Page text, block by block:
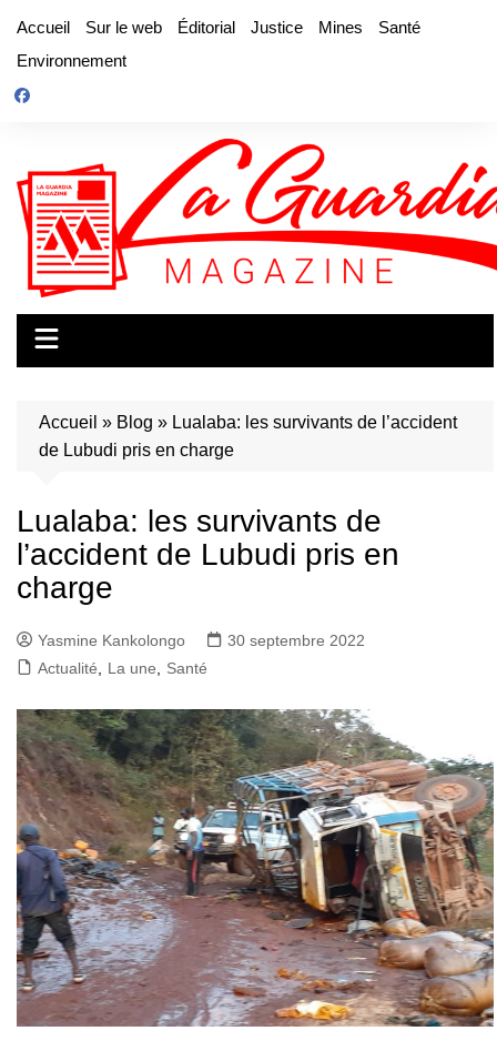
contenu
Accueil Sur le web Éditorial Justice Mines
Santé
Environnement
Accueil » Blog » Lualaba: les survivants de l’accident
de Lubudi pris en charge
Lualaba: les survivants de
l’accident de Lubudi pris en
charge
Yasmine Kankolongo
30 septembre 2022
Actualité
La une Santé